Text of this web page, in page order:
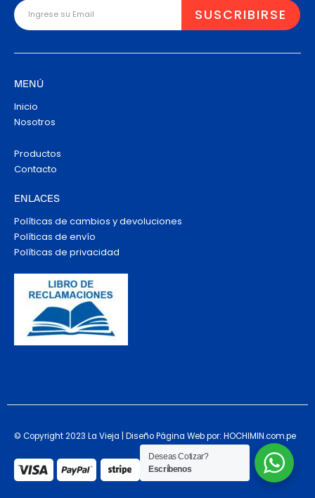
MENÚ
Inicio
Nosotros
Productos
Contacto
ENLACES
Políticas de cambios y devoluciones
Políticas de envío
Políticas de privacidad
© Copyright 2023 La Vieja | Diseño Página Web por: HOCHIMIN.com.pe
Deseas Cotizar?
Escríbenos